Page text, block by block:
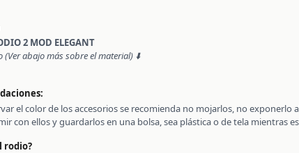
2 MOD ELEGANT
(Ver abajo más sobre el material) ⬇️
el color de los accesorios se recomienda no mojarlos, no
con ellos y guardarlos en una bolsa, sea plástica o de tela mientras
rodio?